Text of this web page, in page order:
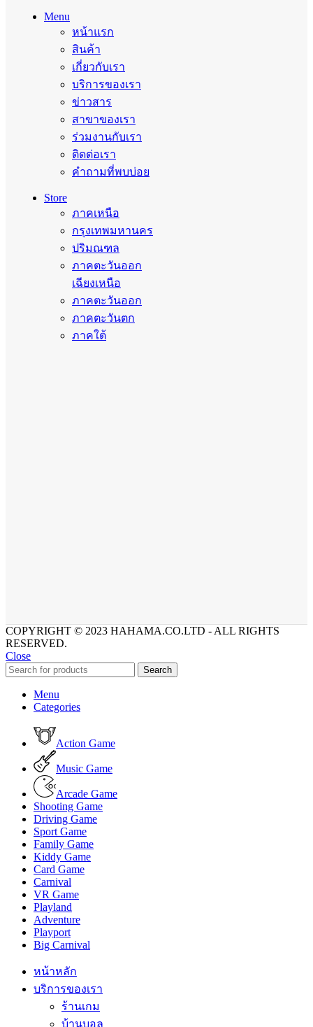
Menu
หน้าแรก
สินค้า
เกี่ยวกับเรา
บริการของเรา
ข่าวสาร
สาขาของเรา
ร่วมงานกับเรา
ติดต่อเรา
คำถามที่พบบ่อย
Store
ภาคเหนือ
กรุงเทพมหานคร
ปริมณฑล
ภาคตะวันออก
เฉียงเหนือ
ภาคตะวันออก
ภาคตะวันตก
ภาคใต้
COPYRIGHT © 2023 HAHAMA.CO.LTD - ALL RIGHTS
RESERVED.
Close
Search
Menu
Categories
Action Game
Music Game
Arcade Game
Shooting Game
Driving Game
Sport Game
Family Game
Kiddy Game
Card Game
Carnival
VR Game
Playland
Adventure
Playport
Big Carnival
หน้าหลัก
บริการของเรา
ร้านเกม
บ้านบอล